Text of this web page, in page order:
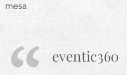
mesa.
eventic360